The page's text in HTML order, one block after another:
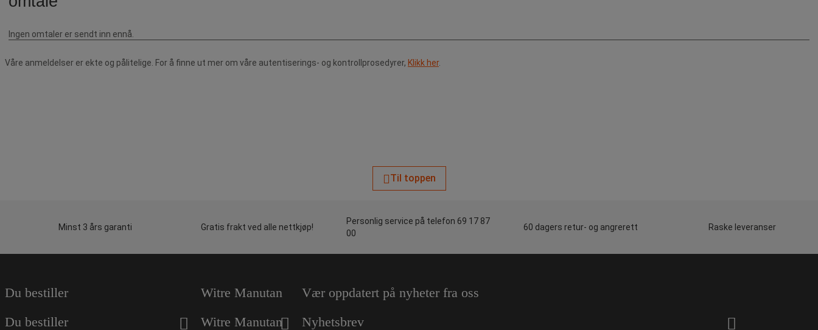
Våre anmeldelser er ekte og pålitelige. For å finne ut mer om våre autentiserings- og kontrollprosedyrer, Klikk her.
Til toppen
Minst 3 års garanti Gratis frakt ved alle nettkjøp!
Personlig service på telefon 69 17 87
00
60 dagers retur- og angrerett Raske leveranser
Du bestiller
Du bestiller
Witre Manutan
Witre Manutan
Vær oppdatert på nyheter fra oss
Nyhetsbrev